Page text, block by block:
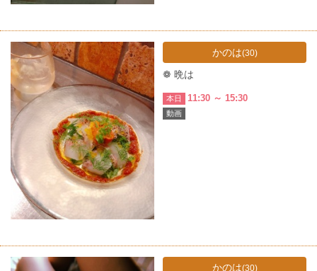
かのは(30)
❁ 晩は
本日 11:30 ～ 15:30
動画
かのは(30)